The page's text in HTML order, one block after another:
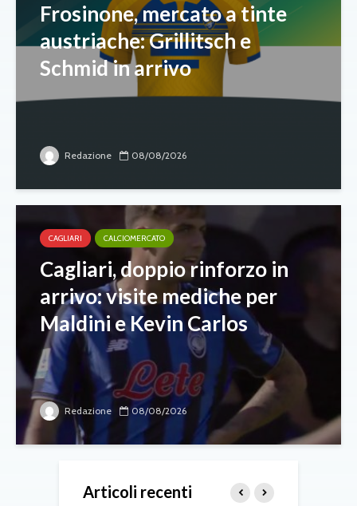
Frosinone, mercato a tinte
austriache: Grillitsch e
Schmid in arrivo
Redazione 08/08/2026
CAGLIARI CALCIOMERCATO
Cagliari, doppio rinforzo in
arrivo: visite mediche per
Maldini e Kevin Carlos
Redazione 08/08/2026
Articoli recenti